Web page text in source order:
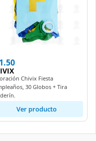
Chivix Fiesta
30 Globos + Tira
Ver producto